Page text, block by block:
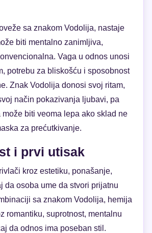
sa znakom Vodolija, nastaje
biti mentalno zanimljiva,
Vaga u odnos unosi
potrebu za bliskošću i sposobnost
Znak Vodolija donosi svoj ritam,
način pokazivanja ljubavi, pa
biti veoma lepa ako sklad ne
za prećutkivanje.
i prvi utisak
kroz estetiku, ponašanje,
da osoba ume da stvori prijatnu
sa znakom Vodolija, hemija
romantiku, suprotnost, mentalnu
da odnos ima poseban stil.